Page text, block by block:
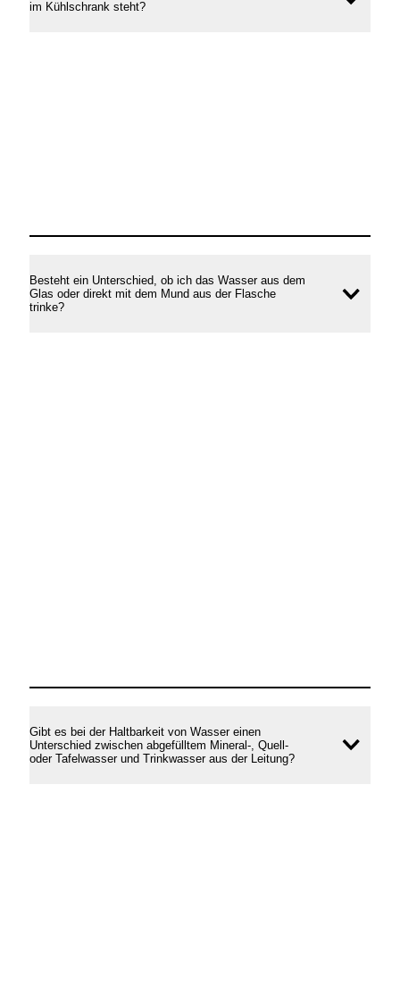
im Kühlschrank steht?
Besteht ein Unterschied, ob ich das Wasser aus dem
Glas oder direkt mit dem Mund aus der Flasche
trinke?
Gibt es bei der Haltbarkeit von Wasser einen
Unterschied zwischen abgefülltem Mineral-, Quell-
oder Tafelwasser und Trinkwasser aus der Leitung?